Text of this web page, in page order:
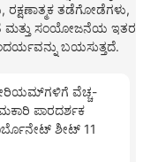
ರಕ್ಷಣಾತ್ಮಕ ತಡೆಗೋಡೆಗಳು,
ಮತ್ತು ಸಂಯೋಜನೆಯ ಇತರ
ಬಯಸುತ್ತದೆ.